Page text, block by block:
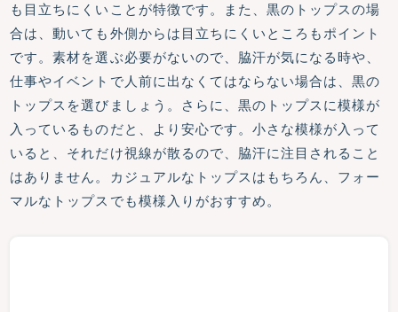
も目立ちにくいことが特徴です。また、黒のトップスの場
合は、動いても外側からは目立ちにくいところもポイント
です。素材を選ぶ必要がないので、脇汗が気になる時や、
仕事やイベントで人前に出なくてはならない場合は、黒の
トップスを選びましょう。さらに、黒のトップスに模様が
入っているものだと、より安心です。小さな模様が入って
いると、それだけ視線が散るので、脇汗に注目されること
はありません。カジュアルなトップスはもちろん、フォー
マルなトップスでも模様入りがおすすめ。